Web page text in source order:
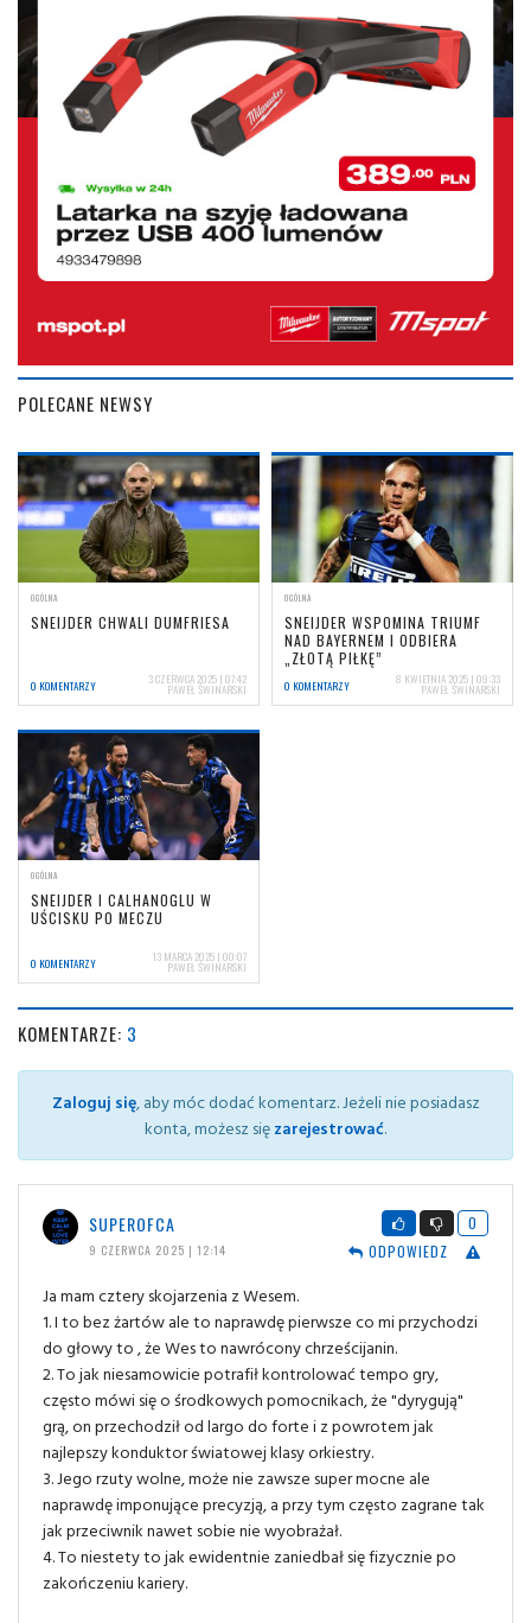
POLECANE NEWSY
OGÓLNA
SNEIJDER CHWALI DUMFRIESA
0 KOMENTARZY 3 CZERWCA 2025 | 07:42
PAWEŁ ŚWINARSKI
OGÓLNA
SNEIJDER WSPOMINA TRIUMF
NAD BAYERNEM I ODBIERA
„ZŁOTĄ PIŁKĘ”
0 KOMENTARZY 8 KWIETNIA 2025 | 09:33
PAWEŁ ŚWINARSKI
OGÓLNA
SNEIJDER I CALHANOGLU W
UŚCISKU PO MECZU
0 KOMENTARZY 13 MARCA 2025 | 00:07
PAWEŁ ŚWINARSKI
KOMENTARZE: 3
Zaloguj się, aby móc dodać komentarz. Jeżeli nie posiadasz
konta, możesz sięzarejestrować.
SUPEROFCA
9 CZERWCA 2025 | 12:14
0
ODPOWIEDZ
Ja mam cztery skojarzenia z Wesem.
1. I to bez żartów ale to naprawdę pierwsze co mi przychodzi
do głowy to , że Wes to nawrócony chrześcijanin.
2. To jak niesamowicie potrafił kontrolować tempo gry,
często mówi się o środkowych pomocnikach, że "dyrygują"
grą, on przechodził od largo do forte i z powrotem jak
najlepszy konduktor światowej klasy orkiestry.
3. Jego rzuty wolne, może nie zawsze super mocne ale
naprawdę imponujące precyzją, a przy tym często zagrane tak
jak przeciwnik nawet sobie nie wyobrażał.
4. To niestety to jak ewidentnie zaniedbał się fizycznie po
zakończeniu kariery.